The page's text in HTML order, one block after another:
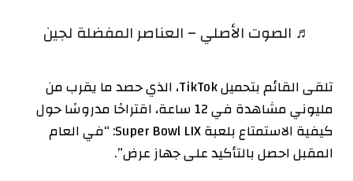
♬ الصوت الأصلي – العناصر المفضلة لجين
تلقى القائم بتحميل TikTok، الذي حصد ما يقرب من
مليوني مشاهدة في 12 ساعة، اقتراحًا مدروسًا حول
كيفية الاستمتاع بلعبة Super Bowl LIX: “في العام
المقبل احصل بالتأكيد على جهاز عرض”.